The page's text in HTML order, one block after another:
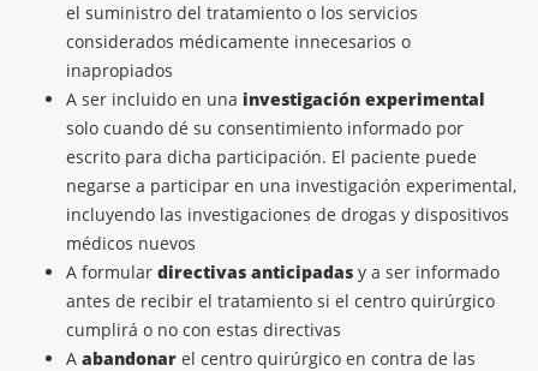
el suministro del tratamiento o los servicios
considerados médicamente innecesarios o
inapropiados
A ser incluido en una investigación experimental
solo cuando dé su consentimiento informado por
escrito para dicha participación. El paciente puede
negarse a participar en una investigación experimental,
incluyendo las investigaciones de drogas y dispositivos
médicos nuevos
A formular directivas anticipadas y a ser informado
antes de recibir el tratamiento si el centro quirúrgico
cumplirá o no con estas directivas
A abandonar el centro quirúrgico en contra de las